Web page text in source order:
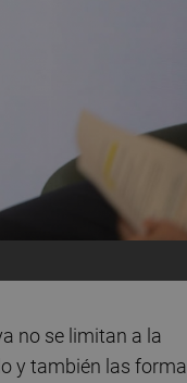
no se limitan a la
y también las